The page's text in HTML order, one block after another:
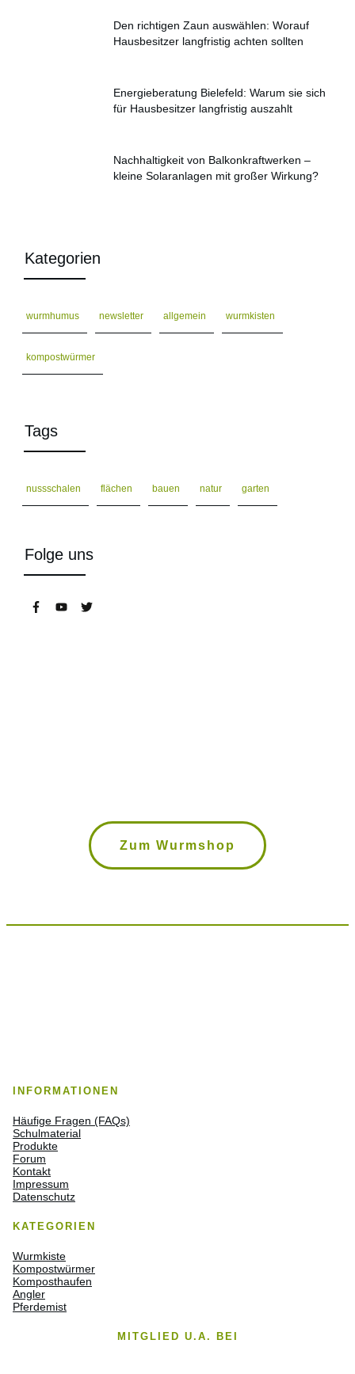
Den richtigen Zaun auswählen: Worauf
Hausbesitzer langfristig achten sollten
Energieberatung Bielefeld: Warum sie sich
für Hausbesitzer langfristig auszahlt
Nachhaltigkeit von Balkonkraftwerken –
kleine Solaranlagen mit großer Wirkung?
Kategorien
wurmhumus newsletter allgemein wurmkisten
kompostwürmer
Tags
nussschalen flächen bauen natur garten
Folge uns
Zum Wurmshop
INFORMATIONEN
Häufige Fragen (FAQs)
Schulmaterial
Produkte
Forum
Kontakt
Impressum
Datenschutz
KATEGORIEN
Wurmkiste
Kompostwürmer
Komposthaufen
Angler
Pferdemist
MITGLIED U.A. BEI